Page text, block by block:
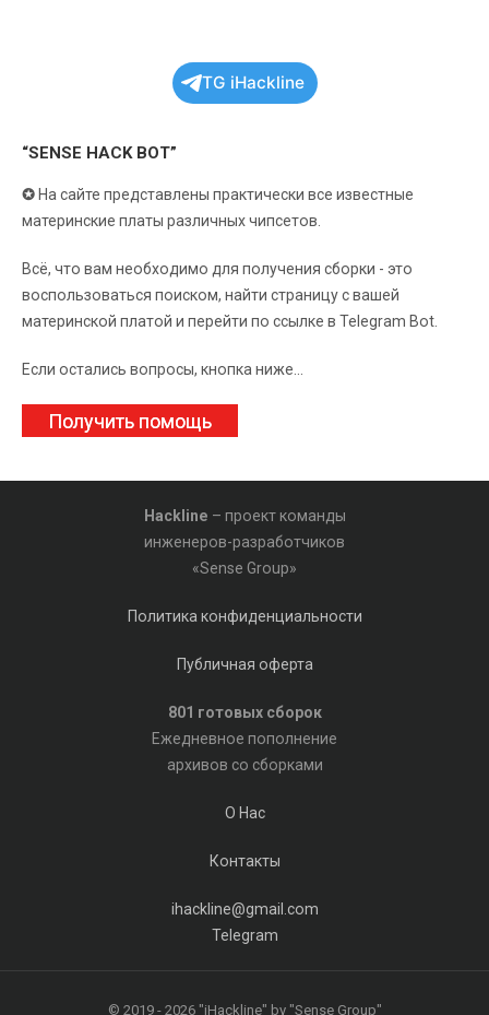
TG iHackline
“SENSE HACK BOT”
✪ На сайте представлены практически все известные
материнские платы различных чипсетов.
Всё, что вам необходимо для получения сборки - это
воспользоваться поиском, найти страницу с вашей
материнской платой и перейти по ссылке в Telegram Bot.
Если остались вопросы, кнопка ниже...
Получить помощь
Hackline – проект команды
инженеров-разработчиков
«Sense Group»
Политика конфиденциальности
Публичная оферта
801 готовых сборок
Ежедневное пополнение
архивов со сборками
О Нас
Контакты
ihackline@gmail.com
Telegram
© 2019 - 2026 "iHackline" by "Sense Group"